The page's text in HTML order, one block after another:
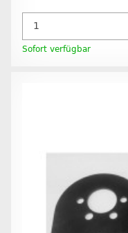
Sofort verfügbar